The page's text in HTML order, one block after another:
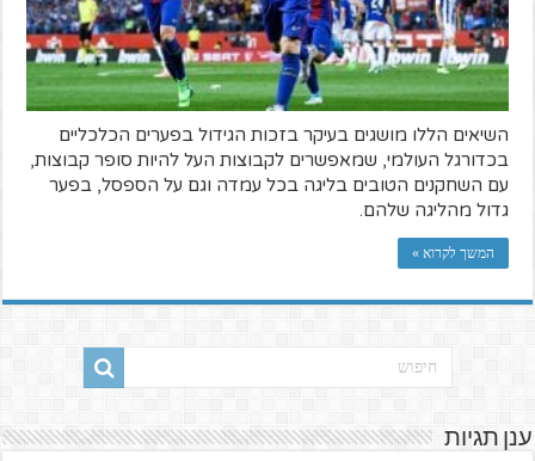
השיאים הללו מושגים בעיקר בזכות הגידול בפערים הכלכליים
בכדורגל העולמי, שמאפשרים לקבוצות העל להיות סופר קבוצות,
עם השחקנים הטובים בליגה בכל עמדה וגם על הספסל, בפער
גדול מהליגה שלהם.
המשך לקרוא »
ענן תגיות